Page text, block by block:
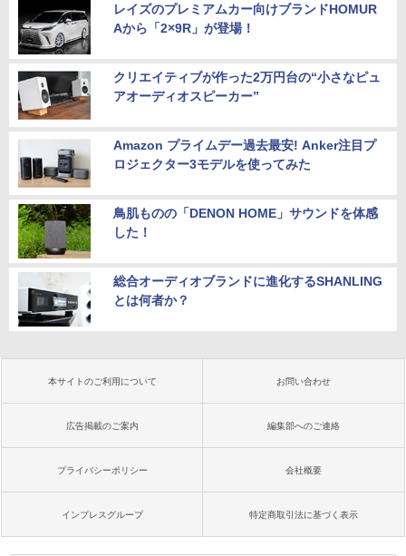
レイズのプレミアムカー向けブランドHOMUR
Aから「2×9R」が登場！
クリエイティブが作った2万円台の“小さなピュ
アオーディオスピーカー”
Amazon プライムデー過去最安! Anker注目プ
ロジェクター3モデルを使ってみた
鳥肌ものの「DENON HOME」サウンドを体感
した！
総合オーディオブランドに進化するSHANLING
とは何者か？
本サイトのご利用について お問い合わせ
広告掲載のご案内 編集部へのご連絡
プライバシーポリシー 会社概要
インプレスグループ 特定商取引法に基づく表示